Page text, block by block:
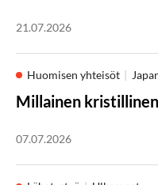
21.07.2026
Huomisen yhteisöt
Millainen
07.07.2026